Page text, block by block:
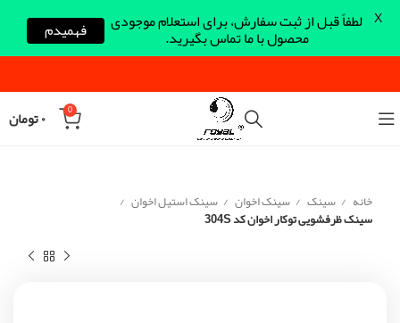
0 ۰تومان
خانه سینک سینک اخوان سینک استیل اخوان
سینک ظرفشویی توکار اخوان کد 304S
لطفاً قبل از ثبت سفارش، برای استعلام موجودی
محصول با ما تماس بگیرید. فهمیدم X